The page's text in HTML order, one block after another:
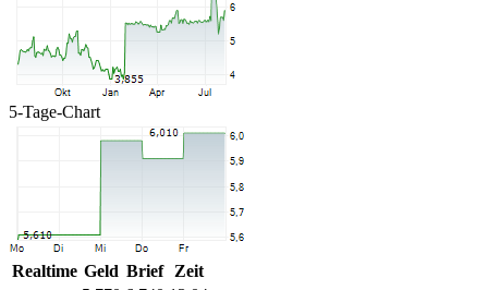
5-Tage-Chart
Realtime Geld Brief
Zeit